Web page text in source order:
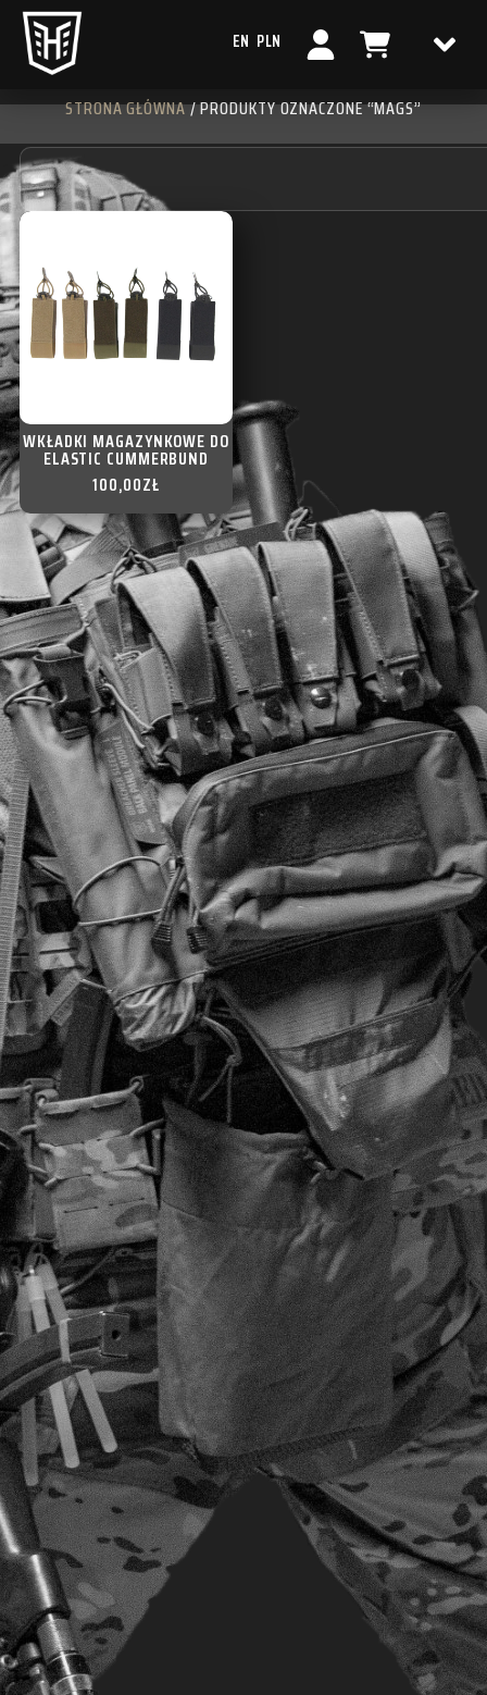
EN PLN
STRONA GŁÓWNA/ PRODUKTY OZNACZONE “MAGS”
WKŁADKI MAGAZYNKOWE DO
ELASTIC CUMMERBUND
100,00ZŁ